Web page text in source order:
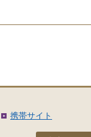
携帯サイト